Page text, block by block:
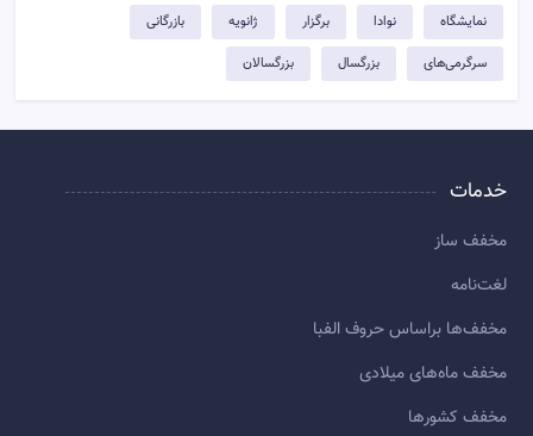
نمایشگاه نوادا برگزار ژانویه بازرگانی
سرگرمی‌های بزرگسال بزرگسالان
خدمات
مخفف ساز
لغت‌نامه
مخفف‌ها براساس حروف الفبا
مخفف ماه‌های میلادی
مخفف کشورها